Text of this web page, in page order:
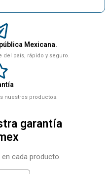
Mexicana.
del país, rápido y seguro.
nuestros productos.
garantía
cada producto.